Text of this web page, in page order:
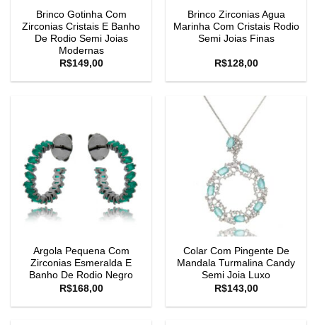
Brinco Gotinha Com
Zirconias Cristais E Banho
De Rodio Semi Joias
Modernas
R$149,00
Brinco Zirconias Agua
Marinha Com Cristais Rodio
Semi Joias Finas
R$128,00
Argola Pequena Com
Zirconias Esmeralda E
Banho De Rodio Negro
R$168,00
Colar Com Pingente De
Mandala Turmalina Candy
Semi Joia Luxo
R$143,00